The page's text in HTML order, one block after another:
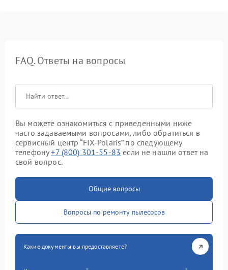
FAQ. Ответы на вопросы
Вы можете ознакомиться с приведенными ниже
часто задаваемыми вопросами, либо обратиться в
сервисный центр “FIX-Polaris” по следующему
телефону+7 (800) 301-55-83 если не нашли ответ на
свой вопрос.
Общие вопросы
Вопросы по ремонту пылесосов
Какие документы вы предоставляете?